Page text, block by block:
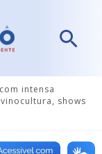
intensa
shows